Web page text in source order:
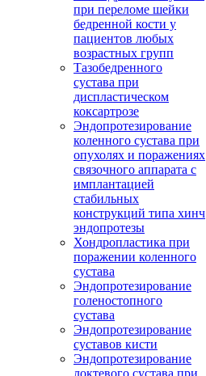
при переломе шейки
бедренной кости у
пациентов любых
возрастных групп
Тазобедренного
сустава при
диспластическом
коксартрозе
Эндопротезирование
коленного сустава при
опухолях и поражениях
связочного аппарата с
имплантацией
стабильных
конструкций типа хинч
эндопротезы
Хондропластика при
поражении коленного
сустава
Эндопротезирование
голеностопного
сустава
Эндопротезирование
суставов кисти
Эндопротезирование
локтевого сустава при